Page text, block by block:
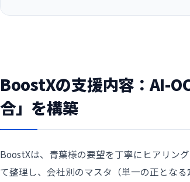
BoostXの支援内容：AI-
合」を構築
BoostXは、青葉様の要望を丁寧にヒアリン
て整理し、会社別のマスタ（単一の正とな